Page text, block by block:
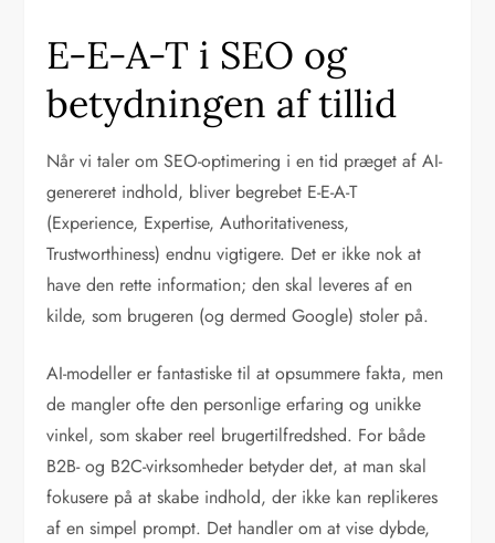
E-E-A-T i SEO og
betydningen af tillid
Når vi taler om SEO-optimering i en tid præget af AI-
genereret indhold, bliver begrebet E-E-A-T
(Experience, Expertise, Authoritativeness,
Trustworthiness) endnu vigtigere. Det er ikke nok at
have den rette information; den skal leveres af en
kilde, som brugeren (og dermed Google) stoler på.
AI-modeller er fantastiske til at opsummere fakta, men
de mangler ofte den personlige erfaring og unikke
vinkel, som skaber reel brugertilfredshed. For både
B2B- og B2C-virksomheder betyder det, at man skal
fokusere på at skabe indhold, der ikke kan replikeres
af en simpel prompt. Det handler om at vise dybde,